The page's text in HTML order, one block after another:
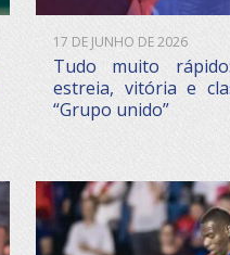
17 DE JUNHO DE 2026
Tudo muito
estreia, vitória e
“Grupo unido”